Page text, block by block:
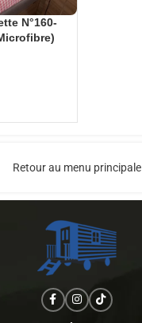
N°160-
Retour au menu principale